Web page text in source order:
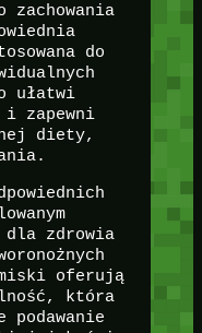
do
ułatwi
i zapewni
diety,
zdrowia
oferują
która
podawanie